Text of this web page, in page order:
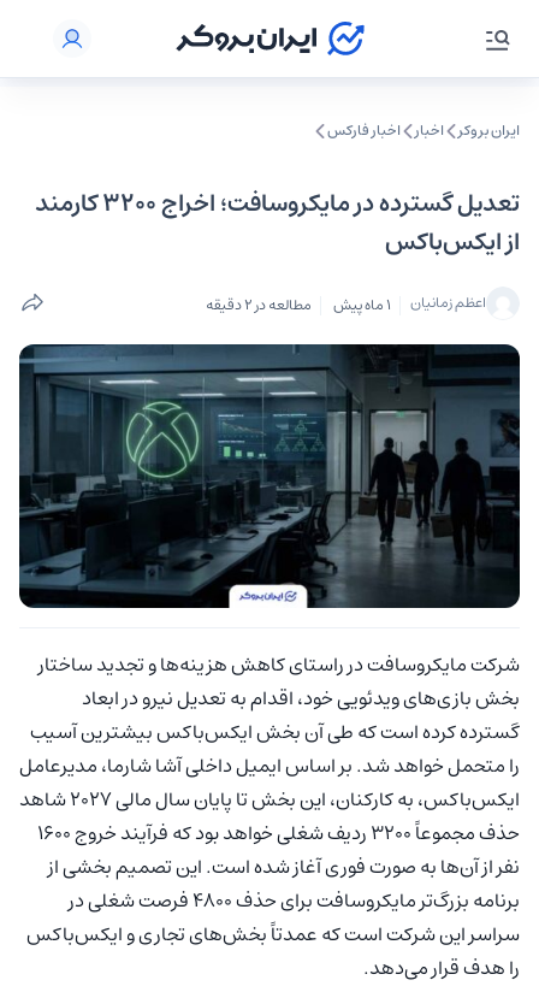
ایران بروکر اخبار اخبار فارکس
تعدیل گسترده در مایکروسافت؛ اخراج ۳۲۰۰ کارمند
از ایکس‌باکس
اعظم زمانیان 1 ماه پیش مطالعه در 2 دقیقه
شرکت مایکروسافت در راستای کاهش هزینه‌ها و تجدید ساختار
بخش بازی‌های ویدئویی خود، اقدام به تعدیل نیرو در ابعاد
گسترده کرده است که طی آن بخش ایکس‌باکس بیشترین آسیب
را متحمل خواهد شد. بر اساس ایمیل داخلی آشا شارما، مدیرعامل
ایکس‌باکس، به کارکنان، این بخش تا پایان سال مالی ۲۰۲۷ شاهد
حذف مجموعاً ۳۲۰۰ ردیف شغلی خواهد بود که فرآیند خروج ۱۶۰۰
نفر از آن‌ها به صورت فوری آغاز شده است. این تصمیم بخشی از
برنامه بزرگ‌تر مایکروسافت برای حذف ۴۸۰۰ فرصت شغلی در
سراسر این شرکت است که عمدتاً بخش‌های تجاری و ایکس‌باکس
را هدف قرار می‌دهد.